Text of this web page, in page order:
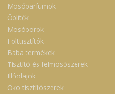
Mosóparfümök
Öblítők
Mosóporok
Folttisztítók
Baba termékek
Tisztító és felmosószerek
Illóolajok
Öko tisztítószerek